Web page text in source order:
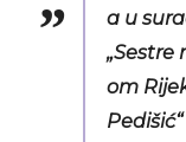
a u
„Sestre
om